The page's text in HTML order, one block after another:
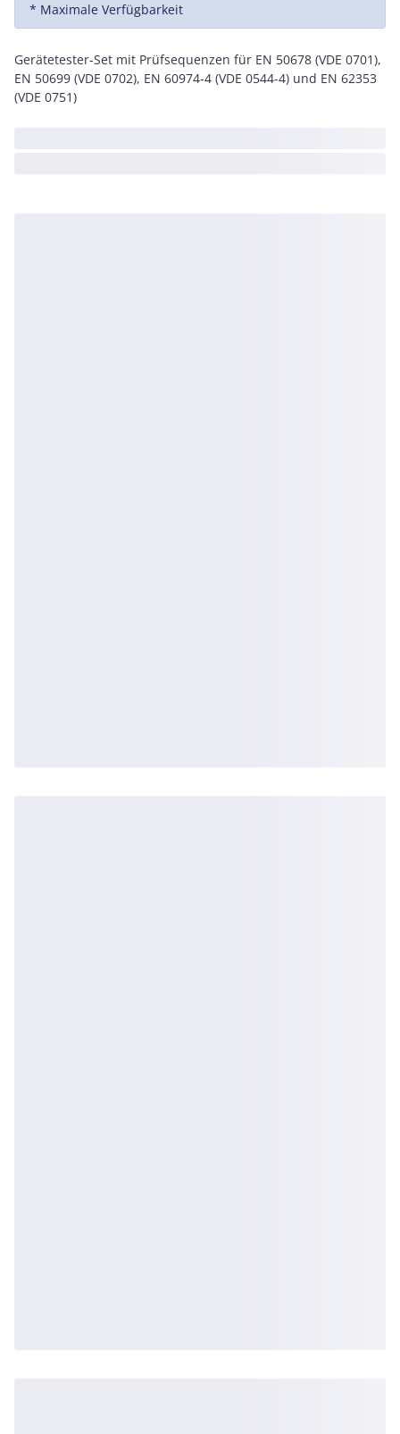
* Maximale Verfügbarkeit
Gerätetester-Set mit Prüfsequenzen für EN 50678 (VDE 0701),
EN 50699 (VDE 0702), EN 60974-4 (VDE 0544-4) und EN 62353
(VDE 0751)